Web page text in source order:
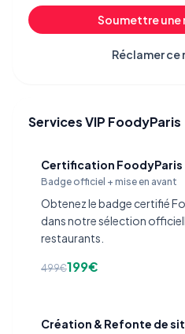
Soumettre
Réclamer ce
Services VIP FoodyParis
Certification FoodyParis
Badge officiel + mise en avant
Obtenez le badge certifié
dans notre sélection
restaurants.
499€199€
Création & Refonte de